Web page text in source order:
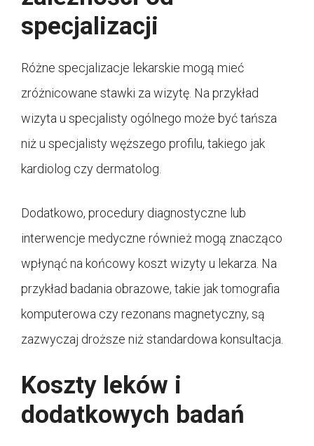
specjalizacji
Różne specjalizacje lekarskie mogą mieć
zróżnicowane stawki za wizytę. Na przykład
wizyta u specjalisty ogólnego może być tańsza
niż u specjalisty węższego profilu, takiego jak
kardiolog czy dermatolog.
Dodatkowo, procedury diagnostyczne lub
interwencje medyczne również mogą znacząco
wpłynąć na końcowy koszt wizyty u lekarza. Na
przykład badania obrazowe, takie jak tomografia
komputerowa czy rezonans magnetyczny, są
zazwyczaj droższe niż standardowa konsultacja.
Koszty leków i
dodatkowych badań